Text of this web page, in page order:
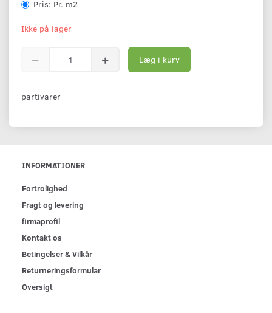
Pris: Pr. m2
Ikke på lager
Læg i kurv
partivarer
INFORMATIONER
Fortrolighed
Fragt og levering
firmaprofil
Kontakt os
Betingelser & Vilkår
Returneringsformular
Oversigt